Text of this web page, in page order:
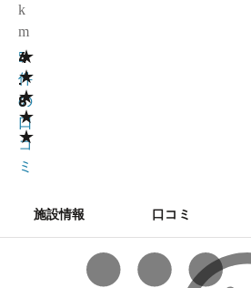
k
m
★
★
★
★
★
4
.
8
5
件
の
口
コ
ミ
施設情報 口コミ